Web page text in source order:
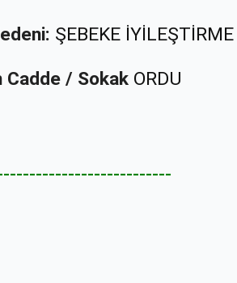
ŞEBEKE
Cadde / Sokak ORDU